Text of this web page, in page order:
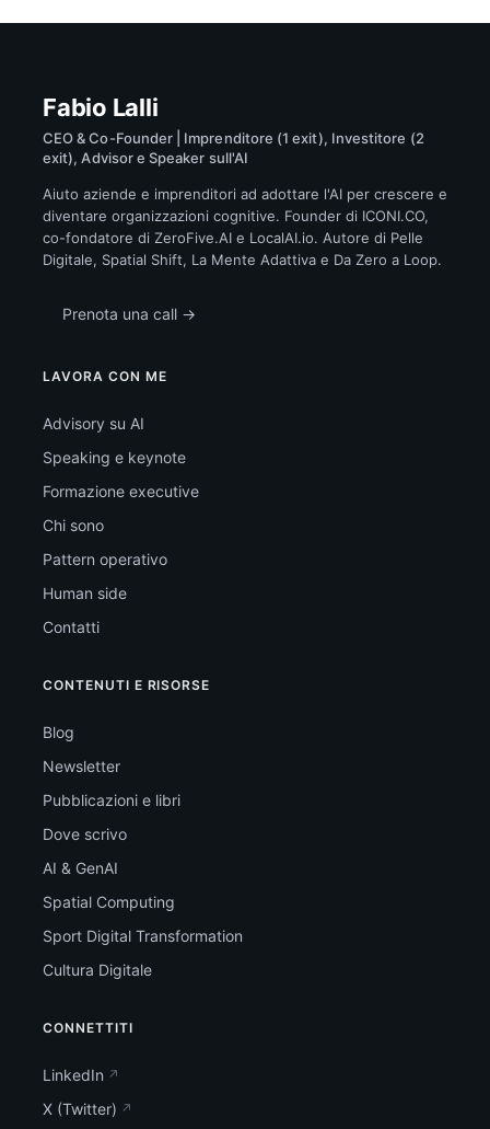
Fabio Lalli
CEO & Co-Founder | Imprenditore (1 exit), Investitore (2
exit), Advisor e Speaker sull'AI
Aiuto aziende e imprenditori ad adottare l'AI per crescere e
diventare organizzazioni cognitive. Founder di ICONI.CO,
co-fondatore di ZeroFive.AI e LocalAI.io. Autore di Pelle
Digitale, Spatial Shift, La Mente Adattiva e Da Zero a Loop.
Prenota una call →
LAVORA CON ME
Advisory su AI
Speaking e keynote
Formazione executive
Chi sono
Pattern operativo
Human side
Contatti
CONTENUTI E RISORSE
Blog
Newsletter
Pubblicazioni e libri
Dove scrivo
AI & GenAI
Spatial Computing
Sport Digital Transformation
Cultura Digitale
CONNETTITI
LinkedIn
X (Twitter)